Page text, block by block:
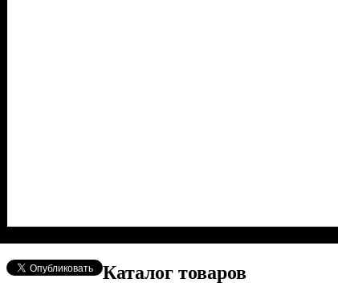
Каталог товаров